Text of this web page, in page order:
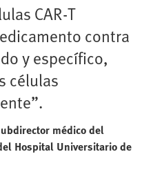
CAR-T
contra
y específico,
células
médico del
Hospital Universitario de